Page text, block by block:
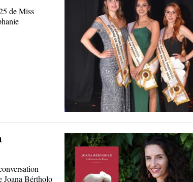
de Miss
Joana Bértholo